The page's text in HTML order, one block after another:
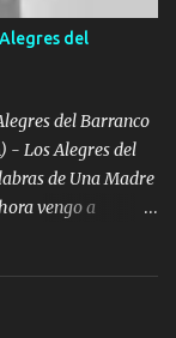
me gusta ser
mi dios es grande
un abrazo
del
del Barranco
- Los Alegres del
de Una Madre
vengo a
el destino así lo
aquí